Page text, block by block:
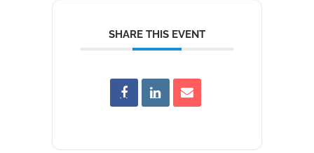
SHARE THIS EVENT